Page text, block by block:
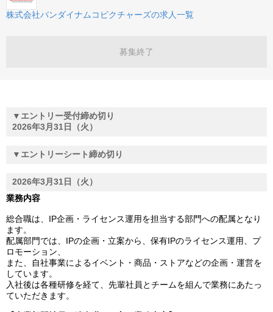
株式会社バンダイナムコピクチャーズの求人一覧
募集終了
▼エントリー受付締め切り
2026年3月31日（火）
▼エントリーシート締め切り
2026年3月31日（火）
業務内容
総合職は、IP企画・ライセンス運用を担当する部門への配属となり
ます。
配属部門では、IPの企画・立案から、保有IPのライセンス運用、プ
ロモーション、
また、自社事業によるイベント・商品・ストアなどの企画・運営を
しています。
入社後は各種研修を経て、先輩社員とチームを組んで業務にあたっ
ていただきます。